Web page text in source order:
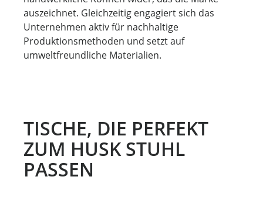
auszeichnet. Gleichzeitig engagiert sich das
Unternehmen aktiv für nachhaltige
Produktionsmethoden und setzt auf
umweltfreundliche Materialien.
TISCHE, DIE PERFEKT
ZUM HUSK STUHL
PASSEN